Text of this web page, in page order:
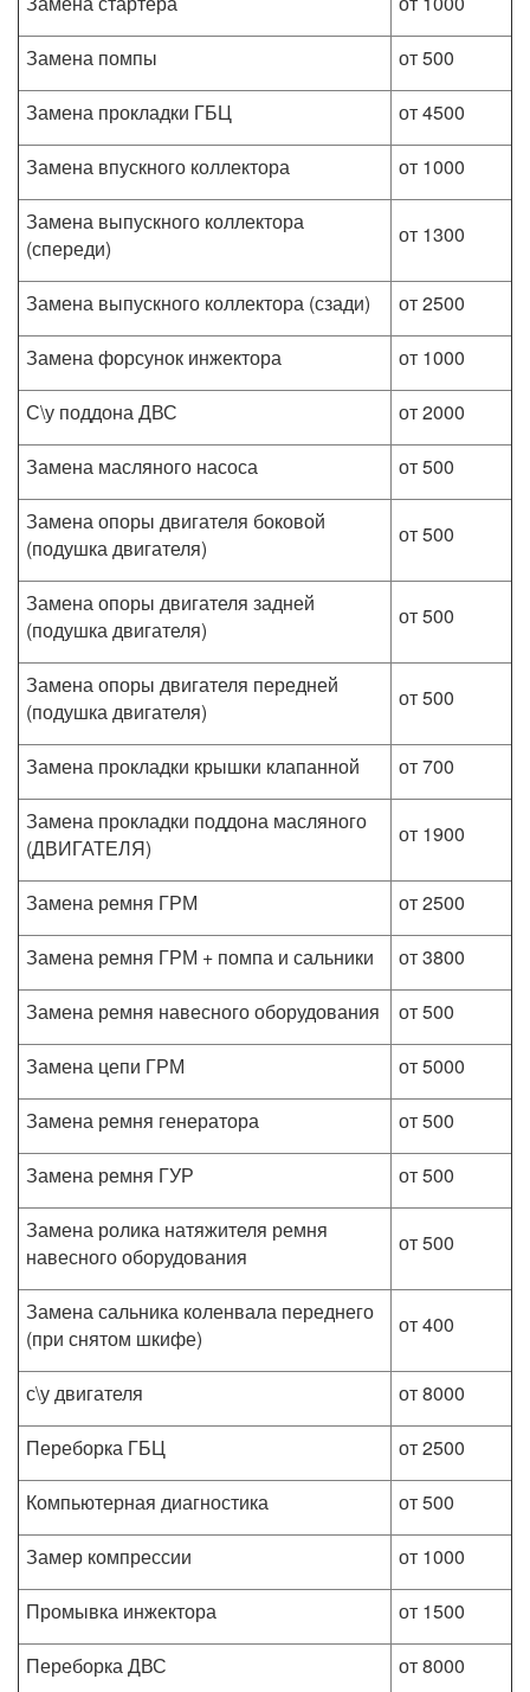
Замена помпы
от 500
Замена прокладки ГБЦ
от 4500
Замена впускного коллектора
от 1000
Замена выпускного коллектора
(спереди)
от 1300
Замена выпускного коллектора (сзади)
от 2500
Замена форсунок инжектора
от 1000
С\у поддона ДВС
от 2000
Замена масляного насоса
от 500
Замена опоры двигателя боковой
(подушка двигателя)
от 500
Замена опоры двигателя задней
(подушка двигателя)
от 500
Замена опоры двигателя передней
(подушка двигателя)
от 500
Замена прокладки крышки клапанной
от 700
Замена прокладки поддона масляного
(ДВИГАТЕЛЯ)
от 1900
Замена ремня ГРМ
от 2500
Замена ремня ГРМ + помпа и сальники
от 3800
Замена ремня навесного оборудования
от 500
Замена цепи ГРМ
от 5000
Замена ремня генератора
от 500
Замена ремня ГУР
от 500
Замена ролика натяжителя ремня
навесного оборудования
от 500
Замена сальника коленвала переднего
(при снятом шкифе)
от 400
с\у двигателя
от 8000
Переборка ГБЦ
от 2500
Компьютерная диагностика
от 500
Замер компрессии
от 1000
Промывка инжектора
от 1500
Переборка ДВС
от 8000